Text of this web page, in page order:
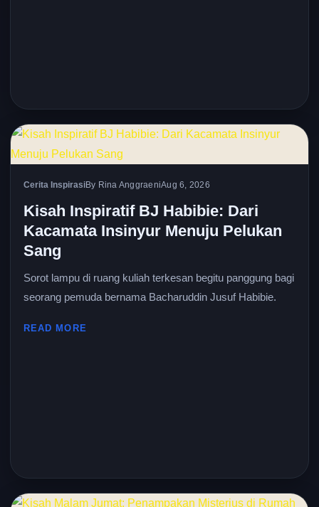
Cerita InspirasiBy Rina AnggraeniAug 6, 2026
Kisah Inspiratif BJ Habibie: Dari
Kacamata Insinyur Menuju Pelukan
Sang
Sorot lampu di ruang kuliah terkesan begitu panggung bagi
seorang pemuda bernama Bacharuddin Jusuf Habibie.
READ MORE